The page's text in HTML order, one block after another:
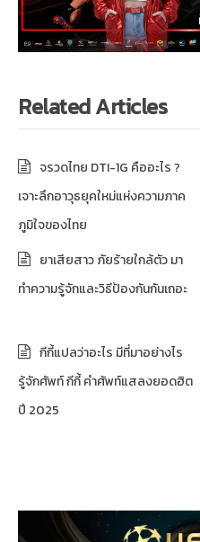
Related Articles
จรวดไทย DTI-1G คืออะไร ?
เจาะลึกอาวุธยุคใหม่แห่งความภาค
ภูมิใจของไทย
ยาเสียสาว ภัยร้ายใกล้ตัว มา
ทำความรู้จักและวิธีป้องกันกันเถอะ
กีกี้แปลว่าอะไร มีที่มาอย่างไร
รู้จักศัพท์ กีกี้ คำศัพท์แสลงยอดฮิต
ปี 2025